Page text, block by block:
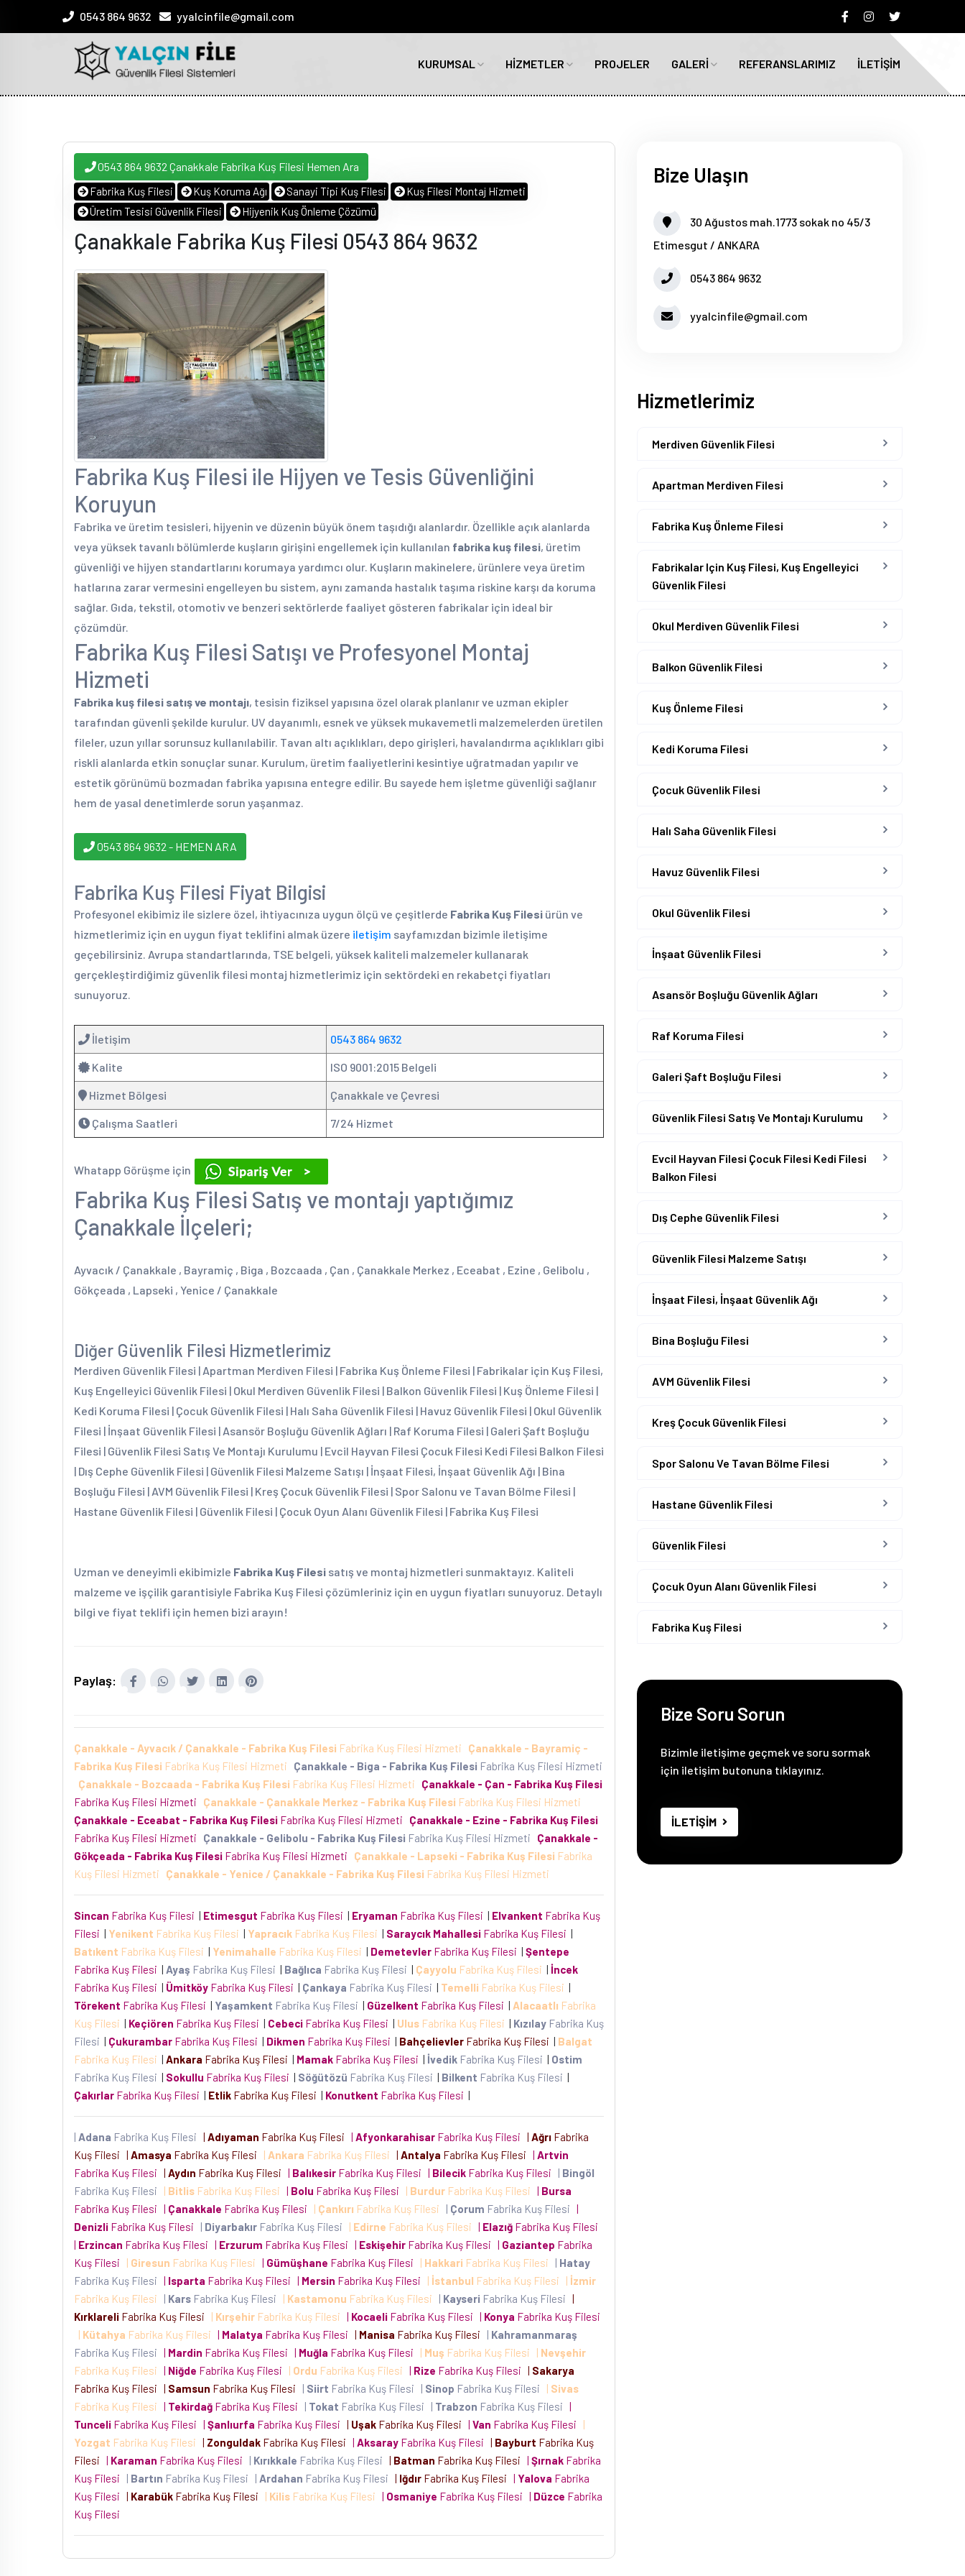
0543 864 9632 yyalcinfile@gmail.com
KURUMSAL HİZMETLER PROJELER GALERİ REFERANSLARIMIZ İLETİŞİM
0543 864 9632 Çanakkale Fabrika Kuş Filesi Hemen Ara
Fabrika Kuş Filesi Kuş Koruma Ağı Sanayi Tipi Kuş Filesi
Kuş Filesi Montaj Hizmeti
Üretim Tesisi Güvenlik Filesi
Hijyenik Kuş Önleme Çözümü
Çanakkale Fabrika Kuş Filesi 0543 864 9632
Fabrika Kuş Filesi ile Hijyen ve Tesis Güvenliğini
Koruyun
Fabrika ve üretim tesisleri, hijyenin ve düzenin büyük önem taşıdığı alanlardır. Özellikle açık alanlarda
veya yüksek tavanlı bölümlerde kuşların girişini engellemek için kullanılan fabrika kuş filesi, üretim
güvenliği ve hijyen standartlarını korumaya yardımcı olur. Kuşların makinelere, ürünlere veya üretim
hatlarına zarar vermesini engelleyen bu sistem, aynı zamanda hastalık taşıma riskine karşı da koruma
sağlar. Gıda, tekstil, otomotiv ve benzeri sektörlerde faaliyet gösteren fabrikalar için ideal bir
çözümdür.
Fabrika Kuş Filesi Satışı ve Profesyonel Montaj
Hizmeti
Fabrika kuş filesi satış ve montajı, tesisin fiziksel yapısına özel olarak planlanır ve uzman ekipler
tarafından güvenli şekilde kurulur. UV dayanımlı, esnek ve yüksek mukavemetli malzemelerden üretilen
fileler, uzun yıllar sorunsuz kullanılabilir. Tavan altı açıklıkları, depo girişleri, havalandırma açıklıkları gibi
riskli alanlarda etkin sonuçlar sunar. Kurulum, üretim faaliyetlerini kesintiye uğratmadan yapılır ve
estetik görünümü bozmadan fabrika yapısına entegre edilir. Bu sayede hem işletme güvenliği sağlanır
hem de yasal denetimlerde sorun yaşanmaz.
0543 864 9632 - HEMEN ARA
Fabrika Kuş Filesi Fiyat Bilgisi
Profesyonel ekibimiz ile sizlere özel, ihtiyacınıza uygun ölçü ve çeşitlerde Fabrika Kuş Filesi ürün ve
hizmetlerimiz için en uygun fiyat teklifini almak üzere iletişim sayfamızdan bizimle iletişime
geçebilirsiniz. Avrupa standartlarında, TSE belgeli, yüksek kaliteli malzemeler kullanarak
gerçekleştirdiğimiz güvenlik filesi montaj hizmetlerimiz için sektördeki en rekabetçi fiyatları
sunuyoruz.
İletişim 0543 864 9632
Kalite ISO 9001:2015 Belgeli
Hizmet Bölgesi Çanakkale ve Çevresi
Çalışma Saatleri 7/24 Hizmet
Whatapp Görüşme için
Fabrika Kuş Filesi Satış ve montajı yaptığımız
Çanakkale İlçeleri;
Ayvacık / Çanakkale , Bayramiç , Biga , Bozcaada , Çan , Çanakkale Merkez , Eceabat , Ezine , Gelibolu ,
Gökçeada , Lapseki , Yenice / Çanakkale
Diğer Güvenlik Filesi Hizmetlerimiz
Merdiven Güvenlik Filesi | Apartman Merdiven Filesi | Fabrika Kuş Önleme Filesi | Fabrikalar için Kuş Filesi,
Kuş Engelleyici Güvenlik Filesi | Okul Merdiven Güvenlik Filesi | Balkon Güvenlik Filesi | Kuş Önleme Filesi |
Kedi Koruma Filesi | Çocuk Güvenlik Filesi | Halı Saha Güvenlik Filesi | Havuz Güvenlik Filesi | Okul Güvenlik
Filesi | İnşaat Güvenlik Filesi | Asansör Boşluğu Güvenlik Ağları | Raf Koruma Filesi | Galeri Şaft Boşluğu
Filesi | Güvenlik Filesi Satış Ve Montajı Kurulumu | Evcil Hayvan Filesi Çocuk Filesi Kedi Filesi Balkon Filesi
| Dış Cephe Güvenlik Filesi | Güvenlik Filesi Malzeme Satışı | İnşaat Filesi, İnşaat Güvenlik Ağı | Bina
Boşluğu Filesi | AVM Güvenlik Filesi | Kreş Çocuk Güvenlik Filesi | Spor Salonu ve Tavan Bölme Filesi |
Hastane Güvenlik Filesi | Güvenlik Filesi | Çocuk Oyun Alanı Güvenlik Filesi | Fabrika Kuş Filesi
Uzman ve deneyimli ekibimizle Fabrika Kuş Filesi satış ve montaj hizmetleri sunmaktayız. Kaliteli
malzeme ve işçilik garantisiyle Fabrika Kuş Filesi çözümleriniz için en uygun fiyatları sunuyoruz. Detaylı
bilgi ve fiyat teklifi için hemen bizi arayın!
Paylaş:
Çanakkale - Ayvacık / Çanakkale - Fabrika Kuş Filesi Fabrika Kuş Filesi Hizmeti
Çanakkale - Bayramiç -
Fabrika Kuş Filesi Fabrika Kuş Filesi Hizmeti Çanakkale - Biga - Fabrika Kuş Filesi Fabrika Kuş Filesi Hizmeti
Çanakkale - Bozcaada - Fabrika Kuş Filesi Fabrika Kuş Filesi Hizmeti
Çanakkale - Çan - Fabrika Kuş Filesi
Fabrika Kuş Filesi Hizmeti
Çanakkale - Çanakkale Merkez - Fabrika Kuş Filesi Fabrika Kuş Filesi Hizmeti
Çanakkale - Eceabat - Fabrika Kuş Filesi Fabrika Kuş Filesi Hizmeti
Çanakkale - Ezine - Fabrika Kuş Filesi
Fabrika Kuş Filesi Hizmeti
Çanakkale - Gelibolu - Fabrika Kuş Filesi Fabrika Kuş Filesi Hizmeti
Çanakkale -
Gökçeada - Fabrika Kuş Filesi Fabrika Kuş Filesi Hizmeti Çanakkale - Lapseki - Fabrika Kuş Filesi Fabrika
Kuş Filesi Hizmeti
Çanakkale - Yenice / Çanakkale - Fabrika Kuş Filesi Fabrika Kuş Filesi Hizmeti
Sincan Fabrika Kuş Filesi | Etimesgut Fabrika Kuş Filesi | Eryaman Fabrika Kuş Filesi | Elvankent Fabrika Kuş
Filesi | Yenikent Fabrika Kuş Filesi | Yapracık Fabrika Kuş Filesi | Saraycık Mahallesi Fabrika Kuş Filesi |
Batıkent Fabrika Kuş Filesi | Yenimahalle Fabrika Kuş Filesi | Demetevler Fabrika Kuş Filesi | Şentepe
Fabrika Kuş Filesi | Ayaş Fabrika Kuş Filesi | Bağlıca Fabrika Kuş Filesi | Çayyolu Fabrika Kuş Filesi | İncek
Fabrika Kuş Filesi | Ümitköy Fabrika Kuş Filesi | Çankaya Fabrika Kuş Filesi | Temelli Fabrika Kuş Filesi |
Törekent Fabrika Kuş Filesi | Yaşamkent Fabrika Kuş Filesi | Güzelkent Fabrika Kuş Filesi | Alacaatlı Fabrika
Kuş Filesi | Keçiören Fabrika Kuş Filesi | Cebeci Fabrika Kuş Filesi | Ulus Fabrika Kuş Filesi | Kızılay Fabrika Kuş
Filesi | Çukurambar Fabrika Kuş Filesi | Dikmen Fabrika Kuş Filesi | Bahçelievler Fabrika Kuş Filesi | Balgat
Fabrika Kuş Filesi | Ankara Fabrika Kuş Filesi | Mamak Fabrika Kuş Filesi | İvedik Fabrika Kuş Filesi | Ostim
Fabrika Kuş Filesi | Sokullu Fabrika Kuş Filesi | Söğütözü Fabrika Kuş Filesi | Bilkent Fabrika Kuş Filesi |
Çakırlar Fabrika Kuş Filesi | Etlik Fabrika Kuş Filesi | Konutkent Fabrika Kuş Filesi |
| Adana Fabrika Kuş Filesi | Adıyaman Fabrika Kuş Filesi | Afyonkarahisar Fabrika Kuş Filesi | Ağrı Fabrika
Kuş Filesi | Amasya Fabrika Kuş Filesi | Ankara Fabrika Kuş Filesi | Antalya Fabrika Kuş Filesi | Artvin
Fabrika Kuş Filesi | Aydın Fabrika Kuş Filesi | Balıkesir Fabrika Kuş Filesi | Bilecik Fabrika Kuş Filesi | Bingöl
Fabrika Kuş Filesi
| Bitlis Fabrika Kuş Filesi | Bolu Fabrika Kuş Filesi | Burdur Fabrika Kuş Filesi | Bursa
Fabrika Kuş Filesi | Çanakkale Fabrika Kuş Filesi | Çankırı Fabrika Kuş Filesi | Çorum Fabrika Kuş Filesi |
Denizli Fabrika Kuş Filesi | Diyarbakır Fabrika Kuş Filesi | Edirne Fabrika Kuş Filesi | Elazığ Fabrika Kuş Filesi
| Erzincan Fabrika Kuş Filesi | Erzurum Fabrika Kuş Filesi | Eskişehir Fabrika Kuş Filesi | Gaziantep Fabrika
Kuş Filesi
| Giresun Fabrika Kuş Filesi | Gümüşhane Fabrika Kuş Filesi | Hakkari Fabrika Kuş Filesi | Hatay
Fabrika Kuş Filesi | Isparta Fabrika Kuş Filesi | Mersin Fabrika Kuş Filesi | İstanbul Fabrika Kuş Filesi | İzmir
Fabrika Kuş Filesi
| Kars Fabrika Kuş Filesi | Kastamonu Fabrika Kuş Filesi | Kayseri Fabrika Kuş Filesi |
Kırklareli Fabrika Kuş Filesi | Kırşehir Fabrika Kuş Filesi | Kocaeli Fabrika Kuş Filesi | Konya Fabrika Kuş Filesi
| Kütahya Fabrika Kuş Filesi | Malatya Fabrika Kuş Filesi | Manisa Fabrika Kuş Filesi | Kahramanmaraş
Fabrika Kuş Filesi | Mardin Fabrika Kuş Filesi | Muğla Fabrika Kuş Filesi | Muş Fabrika Kuş Filesi | Nevşehir
Fabrika Kuş Filesi | Niğde Fabrika Kuş Filesi | Ordu Fabrika Kuş Filesi | Rize Fabrika Kuş Filesi | Sakarya
Fabrika Kuş Filesi | Samsun Fabrika Kuş Filesi | Siirt Fabrika Kuş Filesi | Sinop Fabrika Kuş Filesi | Sivas
Fabrika Kuş Filesi | Tekirdağ Fabrika Kuş Filesi | Tokat Fabrika Kuş Filesi | Trabzon Fabrika Kuş Filesi |
Tunceli Fabrika Kuş Filesi | Şanlıurfa Fabrika Kuş Filesi | Uşak Fabrika Kuş Filesi | Van Fabrika Kuş Filesi
|
Yozgat Fabrika Kuş Filesi | Zonguldak Fabrika Kuş Filesi | Aksaray Fabrika Kuş Filesi | Bayburt Fabrika Kuş
Filesi | Karaman Fabrika Kuş Filesi | Kırıkkale Fabrika Kuş Filesi | Batman Fabrika Kuş Filesi | Şırnak Fabrika
Kuş Filesi
| Bartın Fabrika Kuş Filesi | Ardahan Fabrika Kuş Filesi | Iğdır Fabrika Kuş Filesi | Yalova Fabrika
Kuş Filesi | Karabük Fabrika Kuş Filesi | Kilis Fabrika Kuş Filesi | Osmaniye Fabrika Kuş Filesi | Düzce Fabrika
Kuş Filesi
Bize Ulaşın
30 Ağustos mah.1773 sokak no 45/3
Etimesgut / ANKARA
0543 864 9632
yyalcinfile@gmail.com
Hizmetlerimiz
Merdiven Güvenlik Filesi
Apartman Merdiven Filesi
Fabrika Kuş Önleme Filesi
Fabrikalar Için Kuş Filesi, Kuş Engelleyici
Güvenlik Filesi
Okul Merdiven Güvenlik Filesi
Balkon Güvenlik Filesi
Kuş Önleme Filesi
Kedi Koruma Filesi
Çocuk Güvenlik Filesi
Halı Saha Güvenlik Filesi
Havuz Güvenlik Filesi
Okul Güvenlik Filesi
İnşaat Güvenlik Filesi
Asansör Boşluğu Güvenlik Ağları
Raf Koruma Filesi
Galeri Şaft Boşluğu Filesi
Güvenlik Filesi Satış Ve Montajı Kurulumu
Evcil Hayvan Filesi Çocuk Filesi Kedi Filesi
Balkon Filesi
Dış Cephe Güvenlik Filesi
Güvenlik Filesi Malzeme Satışı
İnşaat Filesi, İnşaat Güvenlik Ağı
Bina Boşluğu Filesi
AVM Güvenlik Filesi
Kreş Çocuk Güvenlik Filesi
Spor Salonu Ve Tavan Bölme Filesi
Hastane Güvenlik Filesi
Güvenlik Filesi
Çocuk Oyun Alanı Güvenlik Filesi
Fabrika Kuş Filesi
Bize Soru Sorun
Bizimle iletişime geçmek ve soru sormak
için iletişim butonuna tıklayınız.
İLETİŞİM